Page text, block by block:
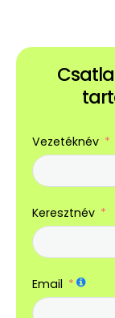
Vezetéknév
Keresztnév
Email